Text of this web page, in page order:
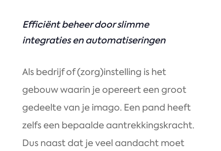
Efficiënt beheer door slimme
integraties en automatiseringen
Als bedrijf of (zorg)instelling is het
gebouw waarin je opereert een groot
gedeelte van je imago. Een pand heeft
zelfs een bepaalde aantrekkingskracht.
Dus naast dat je veel aandacht moet